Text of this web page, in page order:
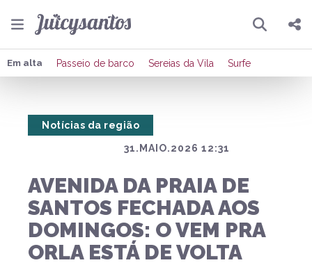
Pesquisar
Compartilhar
Publicar no X
Em alta Passeio de barco Sereias da Vila Surfe
31.MAIO.2026 12:31
Notícias da região
AVENIDA DA PRAIA DE
SANTOS FECHADA AOS
DOMINGOS: O VEM PRA
ORLA ESTÁ DE VOLTA